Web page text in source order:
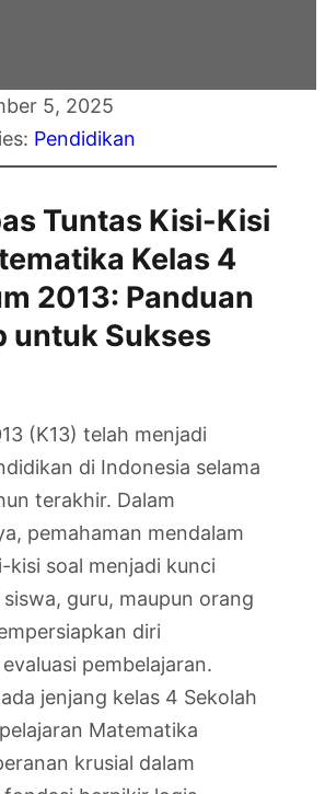
5, 2025
Pendidikan
Tuntas Kisi-Kisi
Kelas 4
2013: Panduan
untuk Sukses
(K13) telah menjadi
di Indonesia selama
terakhir. Dalam
pemahaman mendalam
kisi soal menjadi kunci
guru, maupun orang
diri
pembelajaran.
jenjang kelas 4 Sekolah
Matematika
krusial dalam